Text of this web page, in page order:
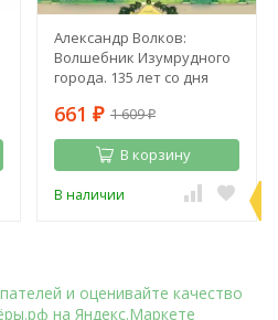
Александр Волков:
Волшебник Изумрудного
города. 135 лет со дня
661 ₽ 1 609₽
В корзину
В наличии